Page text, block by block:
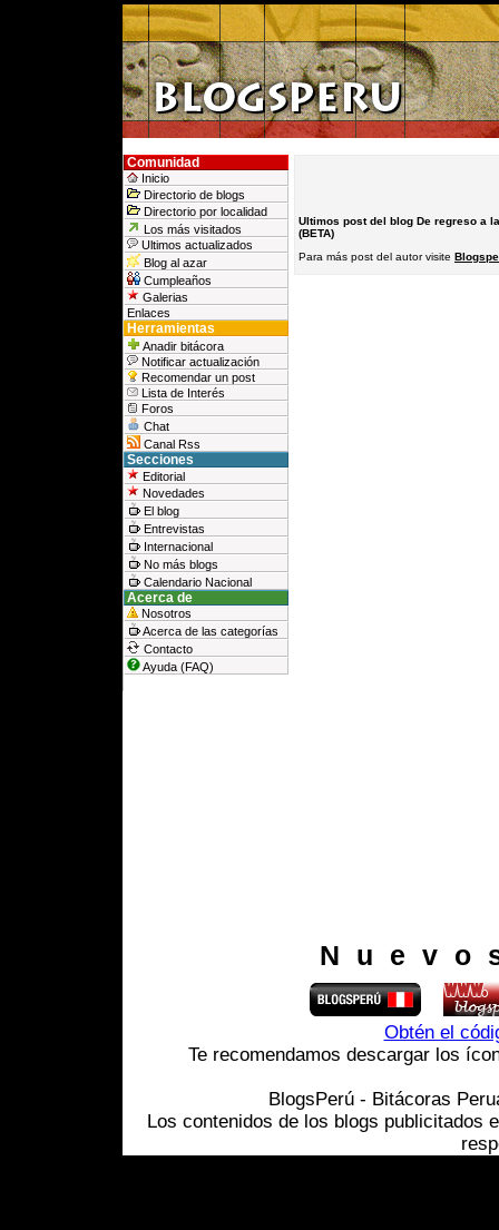
Comunidad
Inicio
Directorio de blogs
Directorio por localidad
Los más visitados
Ultimos actualizados
Blog al azar
Cumpleaños
Galerias
Enlaces
Herramientas
Anadir bitácora
Notificar actualización
Recomendar un post
Lista de Interés
Foros
Chat
Canal Rss
Secciones
Editorial
Novedades
El blog
Entrevistas
Internacional
No más blogs
Calendario Nacional
Acerca de
Nosotros
Acerca de las categorías
Contacto
Ayuda (FAQ)
Ultimos post del blog De regreso a
(BETA)
Para más post del autor visite
Obtén el
Te recomendamos descargar los
BlogsPerú - Bitácoras
Los contenidos de los blogs publicitados